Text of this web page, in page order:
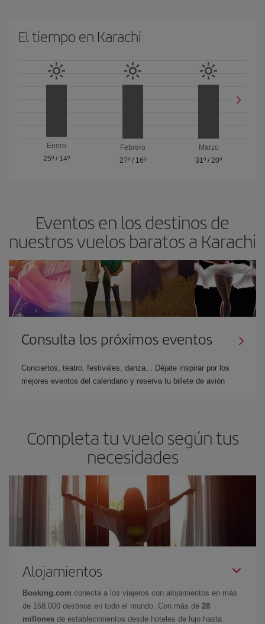
El tiempo en Karachi
Enero
25º/ 14º
Febrero
27º/ 16º
Marzo
31º / 20º
Eventos en los destinos de
nuestros vuelos baratos a Karachi
Consulta los próximos eventos
Conciertos, teatro, festivales, danza... Déjate inspirar por los
mejores eventos del calendario y reserva tu billete de avión
Completa tu vuelo según tus
necesidades
Alojamientos
Booking.com conecta a los viajeros con alojamientos en más
de 158.000 destinos en todo el mundo. Con más de 28
millones de establecimientos desde hoteles de lujo hasta